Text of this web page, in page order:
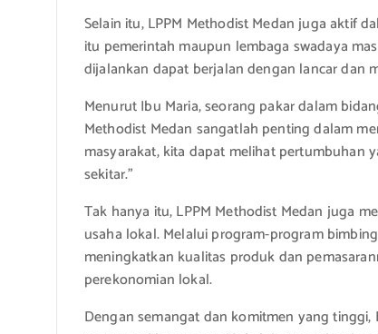
Selain itu, LPPM Methodist Medan juga aktif
itu pemerintah maupun lembaga swadaya
dijalankan dapat berjalan dengan lancar dan
Menurut Ibu Maria, seorang pakar dalam
Methodist Medan sangatlah penting dalam
masyarakat, kita dapat melihat pertumbuhan
sekitar.”
Tak hanya itu, LPPM Methodist Medan juga
usaha lokal. Melalui program-program
meningkatkan kualitas produk dan
perekonomian lokal.
Dengan semangat dan komitmen yang